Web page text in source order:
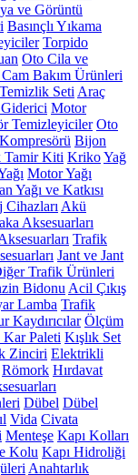
ve Görüntü
Basınçlı Yıkama
Torpido
Oto Cila ve
Bakım Ürünleri
Seti Araç
Motor
Temizleyiciler Oto
Bijon
Tamir Kiti KrikoYağ
Motor Yağı
Yağı ve Katkısı
Cihazları Akü
Aksesuarları
Trafik
Jant ve Jant
Trafik Ürünleri
Bidonu Acil Çıkış
Lamba Trafik
Kaydırıcılar Ölçüm
Paleti Kışlık Set
Zinciri Elektrikli
Römork Hırdavat
Dübel Dübel
Vida Civata
Menteşe Kapı Kolları
Kolu Kapı Hidroliği
Anahtarlık